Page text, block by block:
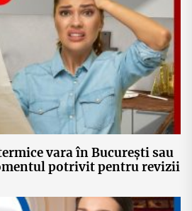
vara în București sau
potrivit pentru revizii